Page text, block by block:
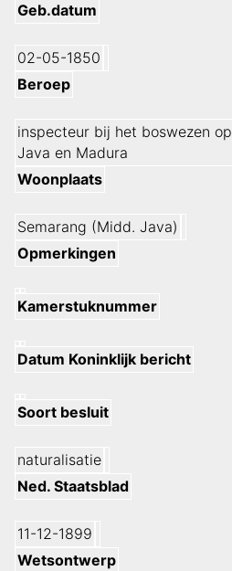
Geb.datum
02-05-1850
Beroep
inspecteur bij het boswezen op
Java en Madura
Woonplaats
Semarang (Midd. Java)
Opmerkingen
Kamerstuknummer
Datum Koninklijk bericht
Soort besluit
naturalisatie
Ned. Staatsblad
11-12-1899
Wetsontwerp